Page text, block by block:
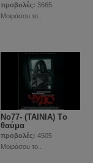
προβολές: 3665
Μοιράσου το..
Νο77- (ΤΑΙΝΙΑ) Tο
θαύμα
προβολές: 4505
Μοιράσου το..